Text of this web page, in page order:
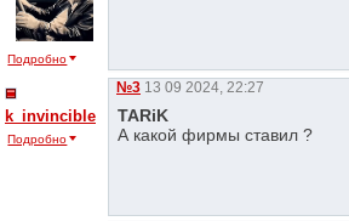
Подробно
k_invincible
Подробно
№3 13 09 2024, 22:27
TARiK
А какой фирмы ставил ?